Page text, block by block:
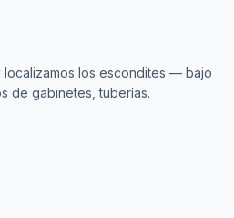
localizamos los escondites — bajo
de gabinetes, tuberías.